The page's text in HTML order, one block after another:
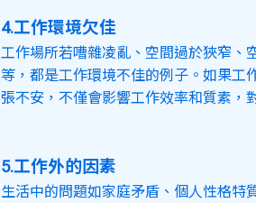
4.工作環境欠佳
工作場所若嘈雜凌亂、空間過於狹窄、
等，都是工作環境不佳的例子。如果工
張不安，不僅會影響工作效率和質素，
5.工作外的因素
生活中的問題如家庭矛盾、個人性格特